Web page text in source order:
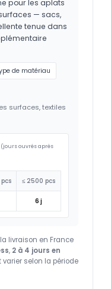
pour les aplats
— sacs,
tenue dans
de matériau
surfaces, textiles
(jours ouvrés après
≤ 2500 pcs
6 j
livraison en France
, 2 à 4 jours en
selon la période